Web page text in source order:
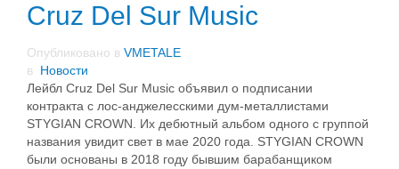
Cruz Del Sur Music
Опубликовано в VMETALE
в Новости
Лейбл Cruz Del Sur Music объявил о подписании
контракта с лос-анджелесскими дум-металлистами
STYGIAN CROWN. Их дебютный альбом одного с группой
названия увидит свет в мае 2020 года. STYGIAN CROWN
были основаны в 2018 году бывшим барабанщиком